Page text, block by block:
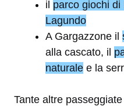
il parco giochi di
Lagundo
A Gargazzone il
alla cascato, il
naturale e la
Tante altre